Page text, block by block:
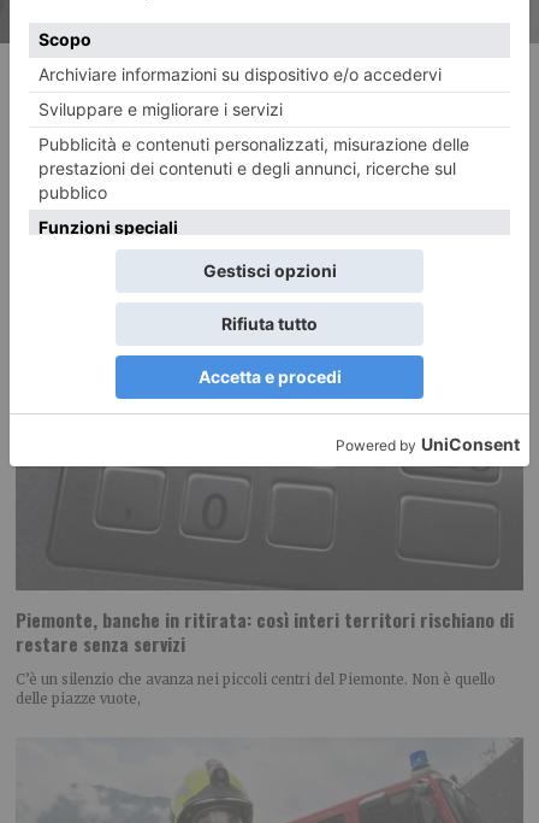
RECENTI:
Piemonte, banche in ritirata: così interi territori rischiano di
restare senza servizi
C’è un silenzio che avanza nei piccoli centri del Piemonte. Non è quello
delle piazze vuote,